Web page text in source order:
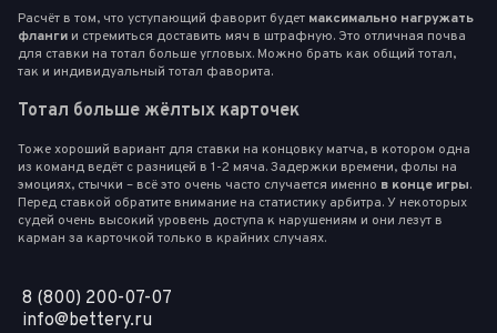
Расчёт в том, что уступающий фаворит будет максимально нагружать
фланги и стремиться доставить мяч в штрафную. Это отличная почва
для ставки на тотал больше угловых. Можно брать как общий тотал,
так и индивидуальный тотал фаворита.
Тотал больше жёлтых карточек
Тоже хороший вариант для ставки на концовку матча, в котором одна
из команд ведёт с разницей в 1-2 мяча. Задержки времени, фолы на
эмоциях, стычки – всё это очень часто случается именно в конце игры.
Перед ставкой обратите внимание на статистику арбитра. У некоторых
судей очень высокий уровень доступа к нарушениям и они лезут в
карман за карточкой только в крайних случаях.
8 (800) 200-07-07
info@bettery.ru